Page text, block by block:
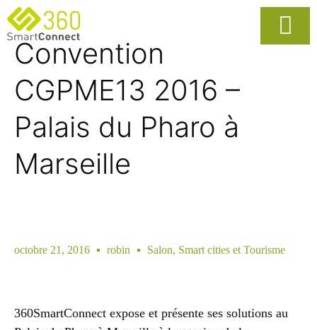
Convention
CGPME13 2016 –
Palais du Pharo à
Marseille
octobre 21, 2016 robin Salon, Smart cities et Tourisme
360SmartConnect expose et présente ses solutions au